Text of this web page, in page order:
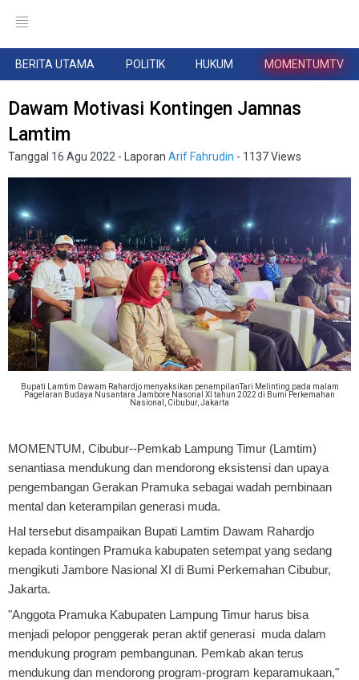
BERITA UTAMA POLITIK HUKUM MOMENTUMTV
Dawam Motivasi Kontingen Jamnas
Lamtim
Tanggal 16 Agu 2022 - Laporan Arif Fahrudin - 1137 Views
Bupati Lamtim Dawam Rahardjo menyaksikan penampilanTari Melinting pada malam
Pagelaran Budaya Nusantara Jambore Nasonal XI tahun 2022 di Bumi Perkemahan
Nasional, Cibubur, Jakarta
MOMENTUM, Cibubur--Pemkab Lampung Timur (Lamtim)
senantiasa mendukung dan mendorong eksistensi dan upaya
pengembangan Gerakan Pramuka sebagai wadah pembinaan
mental dan keterampilan generasi muda.
Hal tersebut disampaikan Bupati Lamtim Dawam Rahardjo
kepada kontingen Pramuka kabupaten setempat yang sedang
mengikuti Jambore Nasional XI di Bumi Perkemahan Cibubur,
Jakarta.
"Anggota Pramuka Kabupaten Lampung Timur harus bisa
menjadi pelopor penggerak peran aktif generasi muda dalam
mendukung program pembangunan. Pemkab akan terus
mendukung dan mendorong program-program keparamukaan,"